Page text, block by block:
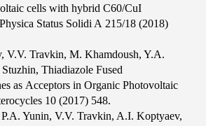
cells with hybrid C60/CuI
Status Solidi A 215/18 (2018)
V.V. Travkin, M. Khamdoush, Y.A.
Thiadiazole Fused
as Acceptors in Organic Photovoltaic
10 (2017) 548.
Yunin, V.V. Travkin, A.I. Koptyaev,